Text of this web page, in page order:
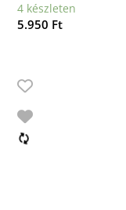
4 készleten
5.950 Ft